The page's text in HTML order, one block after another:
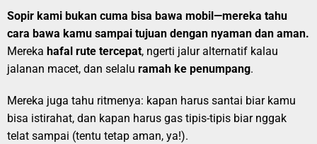
Sopir kami bukan cuma bisa bawa mobil—mereka tahu
cara bawa kamu sampai tujuan dengan nyaman dan aman.
Mereka hafal rute tercepat, ngerti jalur alternatif kalau
jalanan macet, dan selalu ramah ke penumpang.
Mereka juga tahu ritmenya: kapan harus santai biar kamu
bisa istirahat, dan kapan harus gas tipis-tipis biar nggak
telat sampai (tentu tetap aman, ya!).